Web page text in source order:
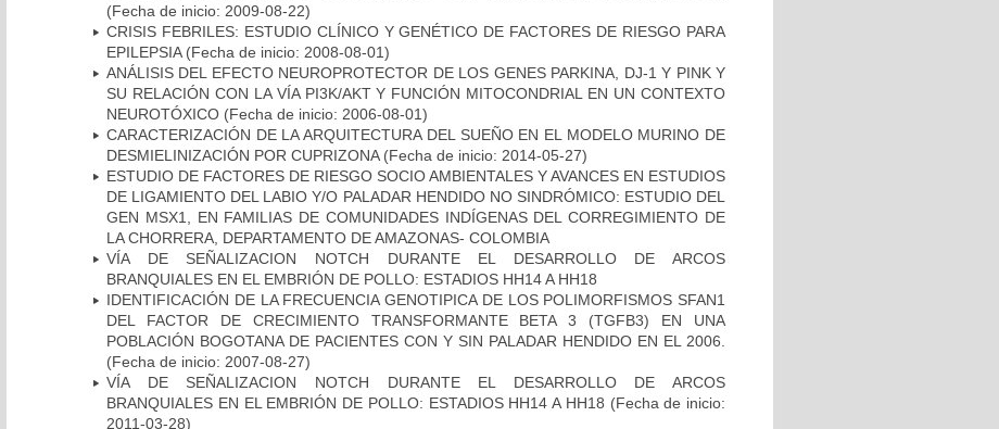
(Fecha de inicio: 2009-08-22)
CRISIS FEBRILES: ESTUDIO CLÍNICO Y GENÉTICO DE FACTORES DE RIESGO PARA
EPILEPSIA(Fecha de inicio: 2008-08-01)
ANÁLISIS DEL EFECTO NEUROPROTECTOR DE LOS GENES PARKINA, DJ-1 Y PINK Y
SU RELACIÓN CON LA VÍA PI3K/AKT Y FUNCIÓN MITOCONDRIAL EN UN CONTEXTO
NEUROTÓXICO (Fecha de inicio: 2006-08-01)
CARACTERIZACIÓN DE LA ARQUITECTURA DEL SUEÑO EN EL MODELO MURINO DE
DESMIELINIZACIÓN POR CUPRIZONA(Fecha de inicio: 2014-05-27)
ESTUDIO DE FACTORES DE RIESGO SOCIO AMBIENTALES Y AVANCES EN ESTUDIOS
DE LIGAMIENTO DEL LABIO Y/O PALADAR HENDIDO NO SINDRÓMICO: ESTUDIO DEL
GEN MSX1, EN FAMILIAS DE COMUNIDADES INDÍGENAS DEL CORREGIMIENTO DE
LA CHORRERA, DEPARTAMENTO DE AMAZONAS- COLOMBIA
VÍA DE SEÑALIZACION NOTCH DURANTE EL DESARROLLO DE ARCOS
BRANQUIALES EN EL EMBRIÓN DE POLLO: ESTADIOS HH14 A HH18
IDENTIFICACIÓN DE LA FRECUENCIA GENOTIPICA DE LOS POLIMORFISMOS SFAN1
DEL FACTOR DE CRECIMIENTO TRANSFORMANTE BETA 3 (TGFB3) EN UNA
POBLACIÓN BOGOTANA DE PACIENTES CON Y SIN PALADAR HENDIDO EN EL 2006.
(Fecha de inicio: 2007-08-27)
VÍA DE SEÑALIZACION NOTCH DURANTE EL DESARROLLO DE ARCOS
BRANQUIALES EN EL EMBRIÓN DE POLLO: ESTADIOS HH14 A HH18 (Fecha de inicio:
2011-03-28)